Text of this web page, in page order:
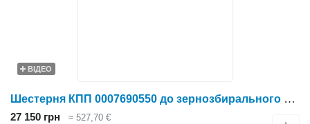
ВІДЕО
Шестерня КПП 0007690550 до зернозбирального комбайна Claas
27 150 грн ≈ 527,70 €